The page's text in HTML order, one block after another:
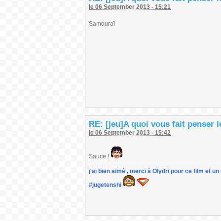
le 06 September 2013 - 15:21
Samouraï
RE: [jeu]A quoi vous fait penser
le 06 September 2013 - 15:42
Sauce !
j'ai bien aimé , merci à Olydri pour ce film et
#jugetenshi